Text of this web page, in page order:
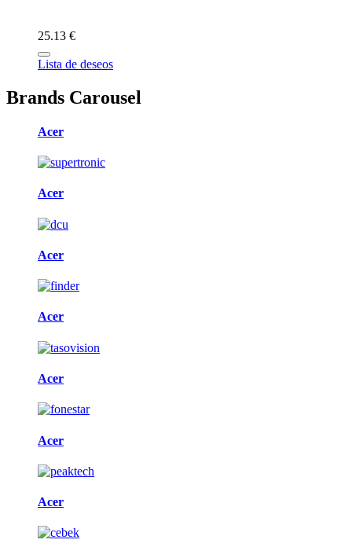
25.13 €
Lista de deseos
Brands Carousel
Acer
Acer
Acer
Acer
Acer
Acer
Acer